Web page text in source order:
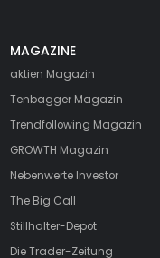
MAGAZINE
aktien Magazin
Tenbagger Magazin
Trendfollowing Magazin
GROWTH Magazin
Nebenwerte Investor
The Big Call
Stillhalter-Depot
Die Trader-Zeitung